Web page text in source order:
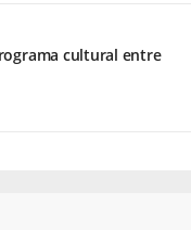
cultural entre